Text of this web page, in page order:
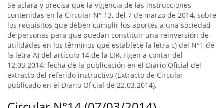
Se aclara y precisa que la vigencia de las instrucciones
contenidas en la Circular N° 13, del 7 de marzo de 2014, sobre
los requisitos que deben cumplir los aportes a una sociedad
de personas para que puedan constituir una reinversión de
utilidades en los términos que establece la letra c) del N°1 de
la letra A) del artículo 14 de la LIR, rigen a contar del
12.03.2014; fecha de la publicación en el Diario Oficial del
extracto del referido instructivo (Extracto de Circular
publicado en el Diario Oficial de 22.03.2014).